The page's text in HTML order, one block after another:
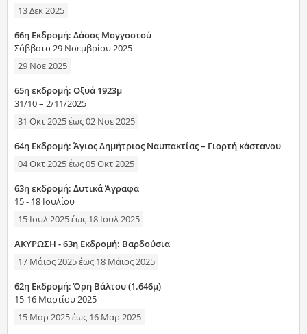
13 Δεκ 2025
66η Εκδρομή: Δάσος Μογγοστού
Σάββατο 29 Νοεμβρίου 2025
29 Νοε 2025
65η εκδρομή: Οξυά 1923μ
31/10 – 2/11/2025
31 Οκτ 2025έως02 Νοε 2025
64η Εκδρομή: Άγιος Δημήτριος Ναυπακτίας – Γιορτή κάστανου
04 Οκτ 2025έως05 Οκτ 2025
63η εκδρομή: Δυτικά Άγραφα
15 - 18 Ιουλίου
15 Ιουλ 2025έως 18 Ιουλ 2025
AKYΡΩΣΗ - 63η Εκδρομή: Βαρδούσια
17 Μάιος 2025έως 18 Μάιος 2025
62η Εκδρομή: Όρη Βάλτου (1.646μ)
15-16 Μαρτίου 2025
15 Μαρ 2025έως 16 Μαρ 2025